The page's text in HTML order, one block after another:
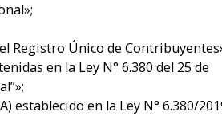
Registro Único de
en la Ley N° 6.380 del 25 de
establecido en la Ley N° 6.380/